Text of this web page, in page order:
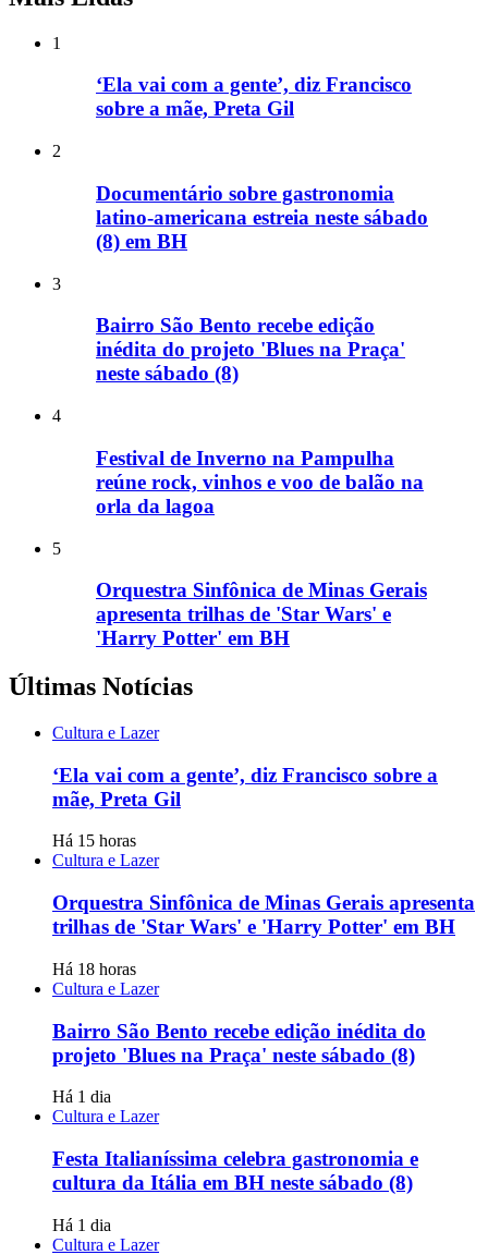
1
‘Ela vai com a gente’, diz Francisco
sobre a mãe, Preta Gil
2
Documentário sobre gastronomia
latino-americana estreia neste sábado
(8) em BH
3
Bairro São Bento recebe edição
inédita do projeto 'Blues na Praça'
neste sábado (8)
4
Festival de Inverno na Pampulha
reúne rock, vinhos e voo de balão na
orla da lagoa
5
Orquestra Sinfônica de Minas Gerais
apresenta trilhas de 'Star Wars' e
'Harry Potter' em BH
Últimas Notícias
Cultura e Lazer
‘Ela vai com a gente’, diz Francisco sobre a
mãe, Preta Gil
Há 15 horas
Cultura e Lazer
Orquestra Sinfônica de Minas Gerais apresenta
trilhas de 'Star Wars' e 'Harry Potter' em BH
Há 18 horas
Cultura e Lazer
Bairro São Bento recebe edição inédita do
projeto 'Blues na Praça' neste sábado (8)
Há 1 dia
Cultura e Lazer
Festa Italianíssima celebra gastronomia e
cultura da Itália em BH neste sábado (8)
Há 1 dia
Cultura e Lazer